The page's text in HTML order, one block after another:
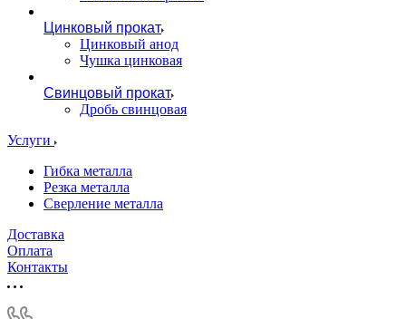
Цинковый прокат
Цинковый анод
Чушка цинковая
Свинцовый прокат
Дробь свинцовая
Услуги
Гибка металла
Резка металла
Сверление металла
Доставка
Оплата
Контакты